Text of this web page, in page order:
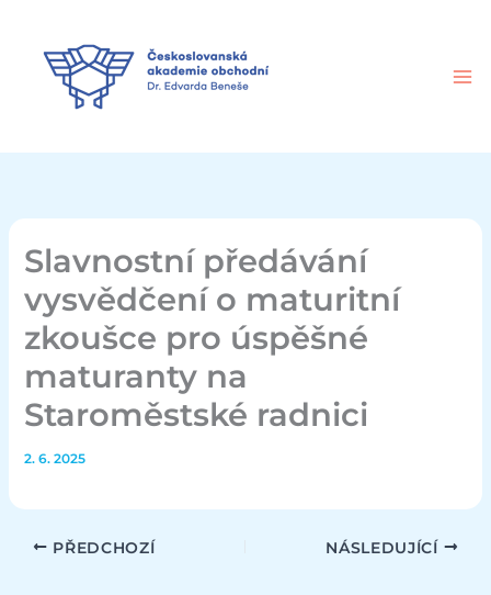
obsah
Slavnostní předávání
vysvědčení o maturitní
zkoušce pro úspěšné
maturanty na
Staroměstské radnici
2. 6. 2025
PŘEDCHOZÍ NÁSLEDUJÍCÍ